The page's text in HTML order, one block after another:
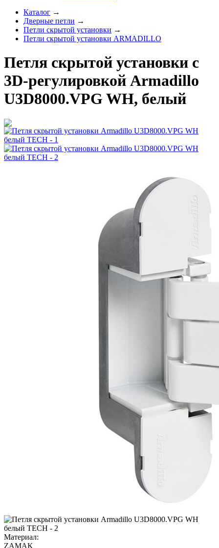
Каталог →
Дверные петли →
Петли скрытой установки →
Петли скрытой установки ARMADILLO
Петля скрытой установки с
3D-регулировкой Armadillo
U3D8000.VPG WH, белый
Материал:
ZAMAK